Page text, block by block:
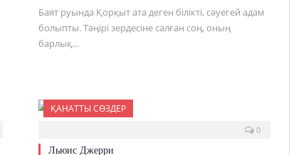
Баят руында Қорқыт ата деген білікті, сәуегей адам
болыпты. Тәңірі зердесіне салған соң, оның
барлық…
ҚАНАТТЫ СӨЗДЕР
0
Льюис Джерри